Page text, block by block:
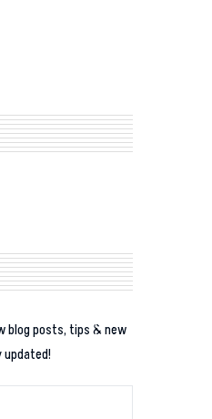
blog posts, tips & new